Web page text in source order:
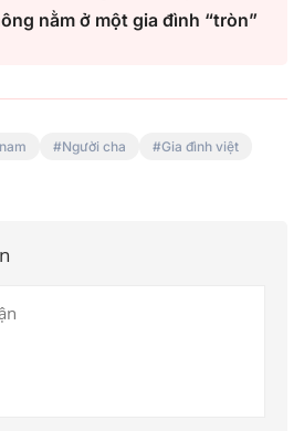
nằm ở một gia đình “tròn”
Người cha
Gia đình việt